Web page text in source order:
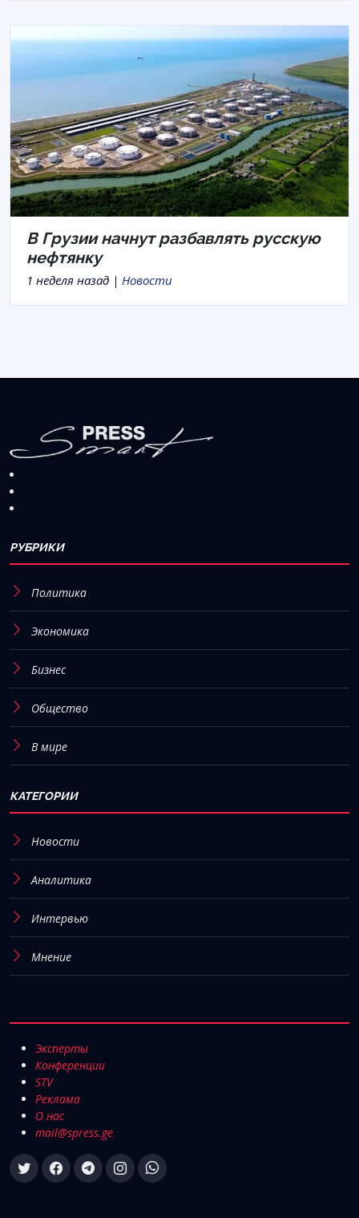
В Грузии начнут разбавлять русскую
нефтянку
1 неделя назад | Новости
РУБРИКИ
Политика
Экономика
Бизнес
Общество
В мире
КАТЕГОРИИ
Новости
Аналитика
Интервью
Мнение
Эксперты
Конференции
STV
Реклама
О нас
mail@spress.ge